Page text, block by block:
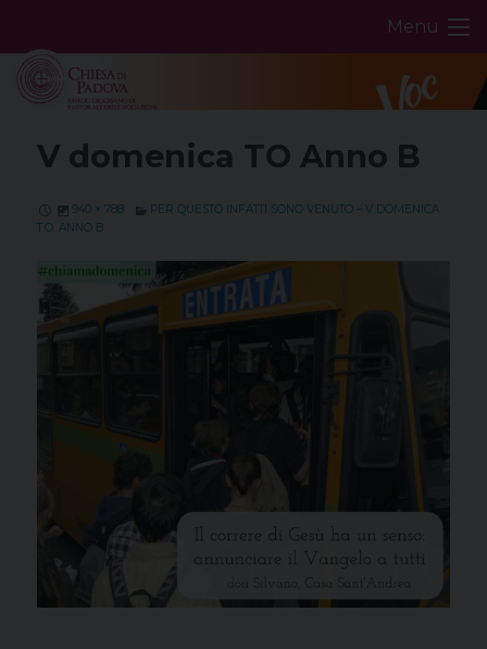
content
Menu
V domenica TO Anno B
940 × 788
PER QUESTO INFATTI SONO VENUTO – V DOMENICA
T.O. ANNO B